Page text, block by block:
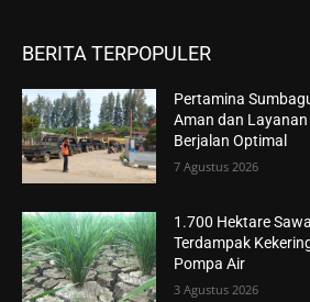
BERITA TERPOPULER
Pertamina
Aman dan Layanan
Berjalan Optimal
7 Agustus 2026
1.700 Hektare
Terdampak
Pompa Air
3 Agustus 2026